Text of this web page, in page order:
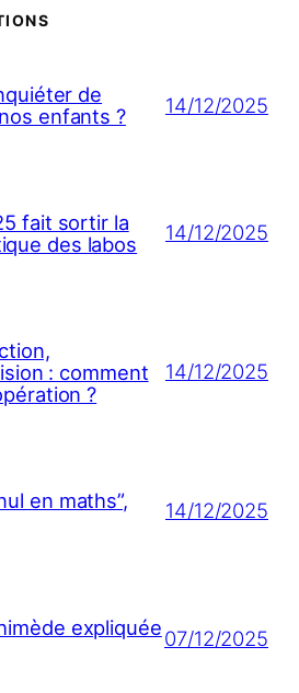
de
enfants ?
14/12/2025
fait sortir la
des labos
14/12/2025
: comment
?
14/12/2025
en maths”,
14/12/2025
expliquée07/12/2025